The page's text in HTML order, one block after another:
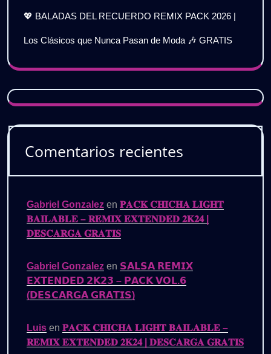
💖 BALADAS DEL RECUERDO REMIX PACK 2026 |
Los Clásicos que Nunca Pasan de Moda 🎶 GRATIS
Comentarios recientes
Gabriel Gonzalez en 𝐏𝐀𝐂𝐊 𝐂𝐇𝐈𝐂𝐇𝐀 𝐋𝐈𝐆𝐇𝐓
𝐁𝐀𝐈𝐋𝐀𝐁𝐋𝐄 – 𝐑𝐄𝐌𝐈𝐗 𝐄𝐗𝐓𝐄𝐍𝐃𝐄𝐃 𝟐𝐊𝟐𝟒 |
𝐃𝐄𝐒𝐂𝐀𝐑𝐆𝐀 𝐆𝐑𝐀𝐓𝐈𝐒
Gabriel Gonzalez en 𝗦𝗔𝗟𝗦𝗔 𝗥𝗘𝗠𝗜𝗫
𝗘𝗫𝗧𝗘𝗡𝗗𝗘𝗗 𝟮𝗞𝟮𝟯 – 𝗣𝗔𝗖𝗞 𝗩𝗢𝗟.𝟲
(𝗗𝗘𝗦𝗖𝗔𝗥𝗚𝗔 𝗚𝗥𝗔𝗧𝗜𝗦)
Luis en 𝐏𝐀𝐂𝐊 𝐂𝐇𝐈𝐂𝐇𝐀 𝐋𝐈𝐆𝐇𝐓 𝐁𝐀𝐈𝐋𝐀𝐁𝐋𝐄 –
𝐑𝐄𝐌𝐈𝐗 𝐄𝐗𝐓𝐄𝐍𝐃𝐄𝐃 𝟐𝐊𝟐𝟒 | 𝐃𝐄𝐒𝐂𝐀𝐑𝐆𝐀 𝐆𝐑𝐀𝐓𝐈𝐒